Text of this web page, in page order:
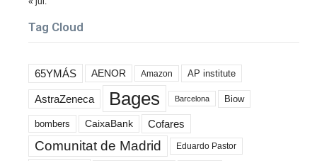
Tag Cloud
65YMÁS AENOR Amazon AP institute
AstraZeneca Bages Barcelona Biow
bombers CaixaBank Cofares
Comunitat de Madrid Eduardo Pastor